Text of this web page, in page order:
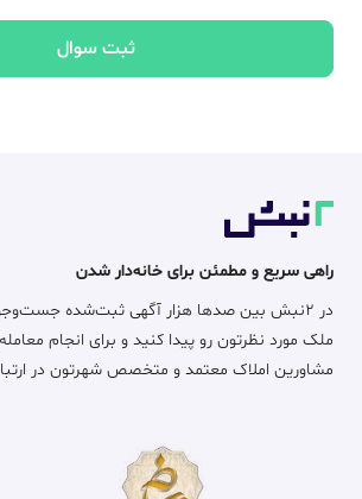
ثبت سوال
راهی سریع و مطمئن برای خانه‌دار شدن
در ۲نبش بین صدها هزار آگهی ثبت‌شده
ملک مورد نظرتون رو پیدا کنید و برای انجام
مشاورین املاک معتمد و متخصص شهرتون در